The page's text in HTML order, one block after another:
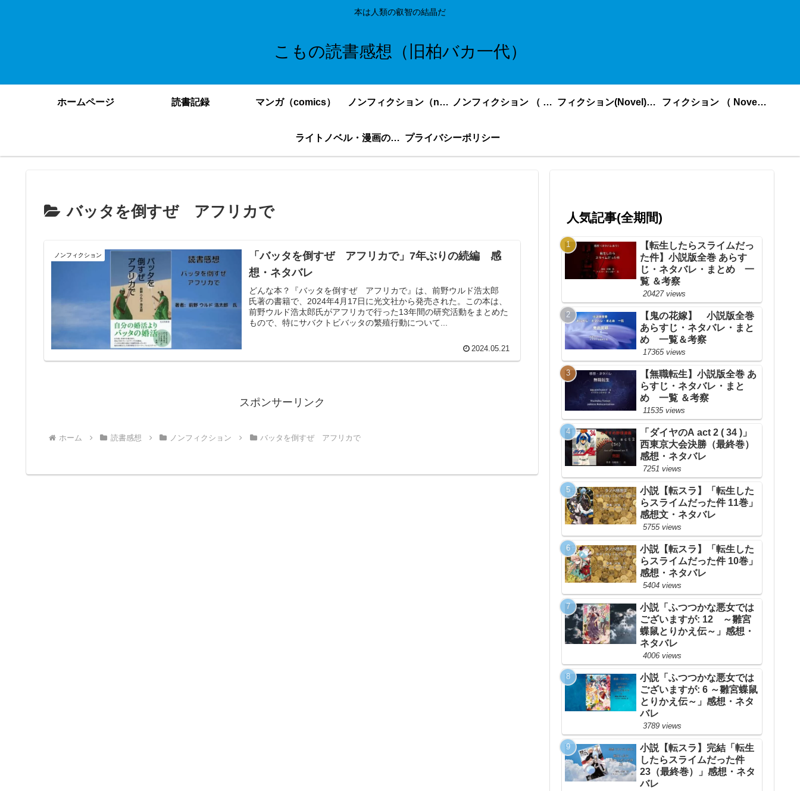
本は人類の叡智の結晶だ
こもの読書感想（旧柏バカ一代）
ホームページ 読書記録 マンガ（comics） ノンフィクション（nonfiction）更新順 ノンフィクション （ nonfiction ） あいうえお順 フィクション(Novel)更新順 フィクション （ Novel ） あいうえお順
ライトノベル・漫画の感想・ネタバレまとめ｜こもの読書感想 プライバシーポリシー
バッタを倒すぜ アフリカで
ノンフィクション
「バッタを倒すぜ アフリカで」7年ぶりの続編 感
想・ネタバレ
どんな本？『バッタを倒すぜ アフリカで』は、前野ウルド浩太郎
氏著の書籍で、2024年4月17日に光文社から発売された。この本は、
前野ウルド浩太郎氏がアフリカで行った13年間の研究活動をまとめた
もので、特にサバクトビバッタの繁殖行動について...
2024.05.21
スポンサーリンク
ホーム 読書感想 ノンフィクション バッタを倒すぜ アフリカで
人気記事(全期間)
【転生したらスライムだっ
た件】小説版全巻 あらす
じ・ネタバレ・まとめ 一
覧 ＆考察
20427 views
【鬼の花嫁】 小説版全巻
あらすじ・ネタバレ・まと
め 一覧＆考察
17365 views
【無職転生】小説版全巻 あ
らすじ・ネタバレ・まと
め 一覧 ＆考察
11535 views
「ダイヤのA act 2 ( 34 )」
西東京大会決勝（最終巻）
感想・ネタバレ
7251 views
小説【転スラ】「転生した
らスライムだった件 11巻」
感想文・ネタバレ
5755 views
小説【転スラ】「転生した
らスライムだった件 10巻」
感想・ネタバレ
5404 views
小説「ふつつかな悪女では
ございますが: 12 ～雛宮
蝶鼠とりかえ伝～」感想・
ネタバレ
4006 views
小説「ふつつかな悪女では
ございますが: 6 ～雛宮蝶鼠
とりかえ伝～」感想・ネタ
バレ
3789 views
小説【転スラ】完結「転生
したらスライムだった件
23（最終巻）」感想・ネタ
バレ